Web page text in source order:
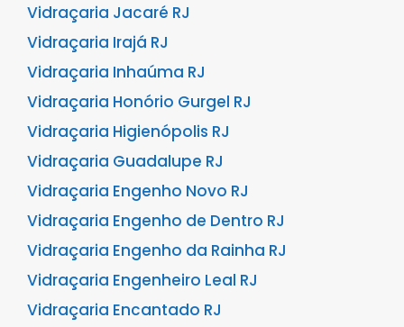
Vidraçaria Jacaré RJ
Vidraçaria Irajá RJ
Vidraçaria Inhaúma RJ
Vidraçaria Honório Gurgel RJ
Vidraçaria Higienópolis RJ
Vidraçaria Guadalupe RJ
Vidraçaria Engenho Novo RJ
Vidraçaria Engenho de Dentro RJ
Vidraçaria Engenho da Rainha RJ
Vidraçaria Engenheiro Leal RJ
Vidraçaria Encantado RJ